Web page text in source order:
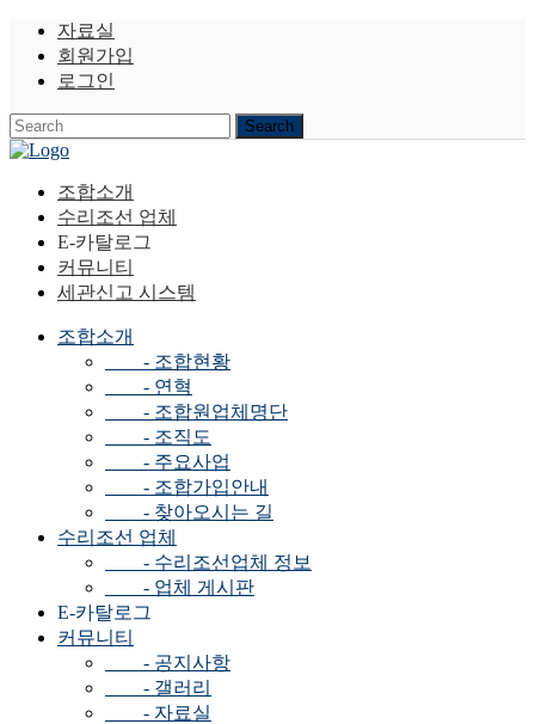
자료실
회원가입
로그인
조합소개
수리조선 업체
E-카탈로그
커뮤니티
세관신고 시스템
조합소개
- 조합현황
- 연혁
- 조합원업체명단
- 조직도
- 주요사업
- 조합가입안내
- 찾아오시는 길
수리조선 업체
- 수리조선업체 정보
- 업체 게시판
E-카탈로그
커뮤니티
- 공지사항
- 갤러리
- 자료실